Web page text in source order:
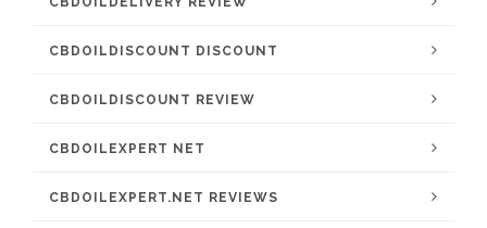
CBDOILDISCOUNT DISCOUNT
CBDOILDISCOUNT REVIEW
CBDOILEXPERT NET
CBDOILEXPERT.NET REVIEWS